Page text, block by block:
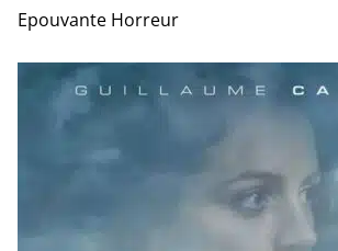
Epouvante Horreur